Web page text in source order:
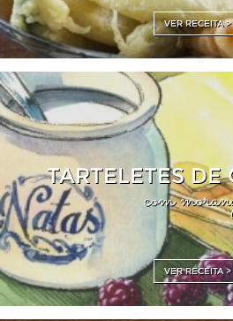
VER RECEITA >
TARTELETES DE
com
VER RECEITA >